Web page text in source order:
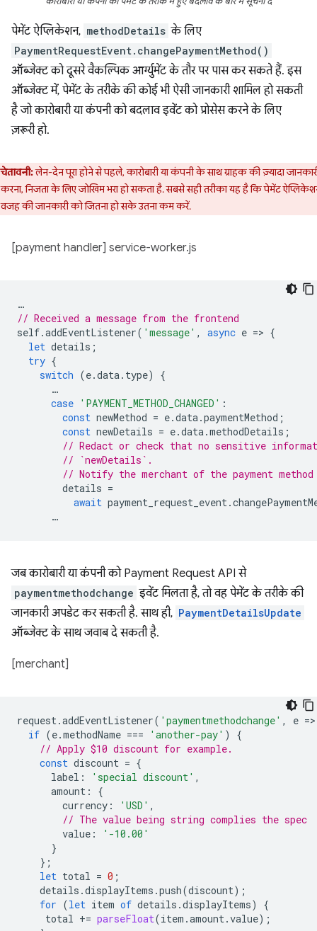
पेमेंट ऐप्लिकेशन, methodDetails के लिए
PaymentRequestEvent.changePaymentMethod()
ऑब्जेक्ट को दूसरे वैकल्पिक आर्ग्युमेंट के तौर पर पास कर सकते हैं. इस
ऑब्जेक्ट में, पेमेंट के तरीके की कोई भी ऐसी जानकारी शामिल हो सकती
है जो कारोबारी या कंपनी को बदलाव इवेंट को प्रोसेस करने के लिए
ज़रूरी हो.
चेतावनी:लेन-देन पूरा होने से पहले, कारोबारी या कंपनी के साथ ग्राहक की ज़्यादा
निजता के लिए जोखिम भरा हो सकता है. सबसे सही तरीका यह है कि पेमेंट
वजह की जानकारी को जितना हो सके उतना कम करें.
[payment handler] service-worker.js
…
// Received a message from the frontend
self.addEventListener( 'message' , async e => {
let details ;
try {
switch (e.data. type)
{
…
case 'PAYMENT_METHOD_CHANGED' :
const newMethod = e.data.paymentMethod ;
const newDetails = e.data.methodDetails ;
// Redact or check that no sensitive
// `newDetails`.
// Notify the merchant of the payment method
details =
await payment_request_event.
…
जब कारोबारी या कंपनी को Payment Request API से
paymentmethodchange इवेंट मिलता है, तो वह पेमेंट के तरीके की
जानकारी अपडेट कर सकती है. साथ ही, PaymentDetailsUpdate
ऑब्जेक्ट के साथ जवाब दे सकती है.
[merchant]
request.addEventListener( 'paymentmethodchange' , e =>
if (e.methodName === 'another-pay' )
{
// Apply $10 discount for example.
const discount = {
label : 'special discount' ,
amount :
{
currency : 'USD' ,
// The value being string complies the spec
value :
'-10.00'
}
};
let total = 0 ;
details .displayItems .push(discount);
for (let item of details .displayItems)
{
total += parseFloat(item .amount.value);